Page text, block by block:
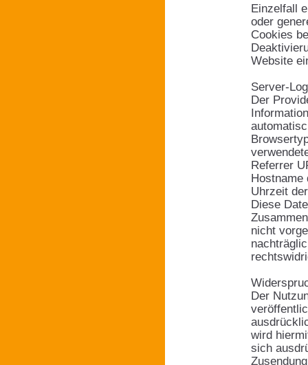
Einzelfall
oder
Cookies
Website
Server-
Der
Referrer
Hostname
Uhrzeit
Diese
nicht
Der
wird
sich